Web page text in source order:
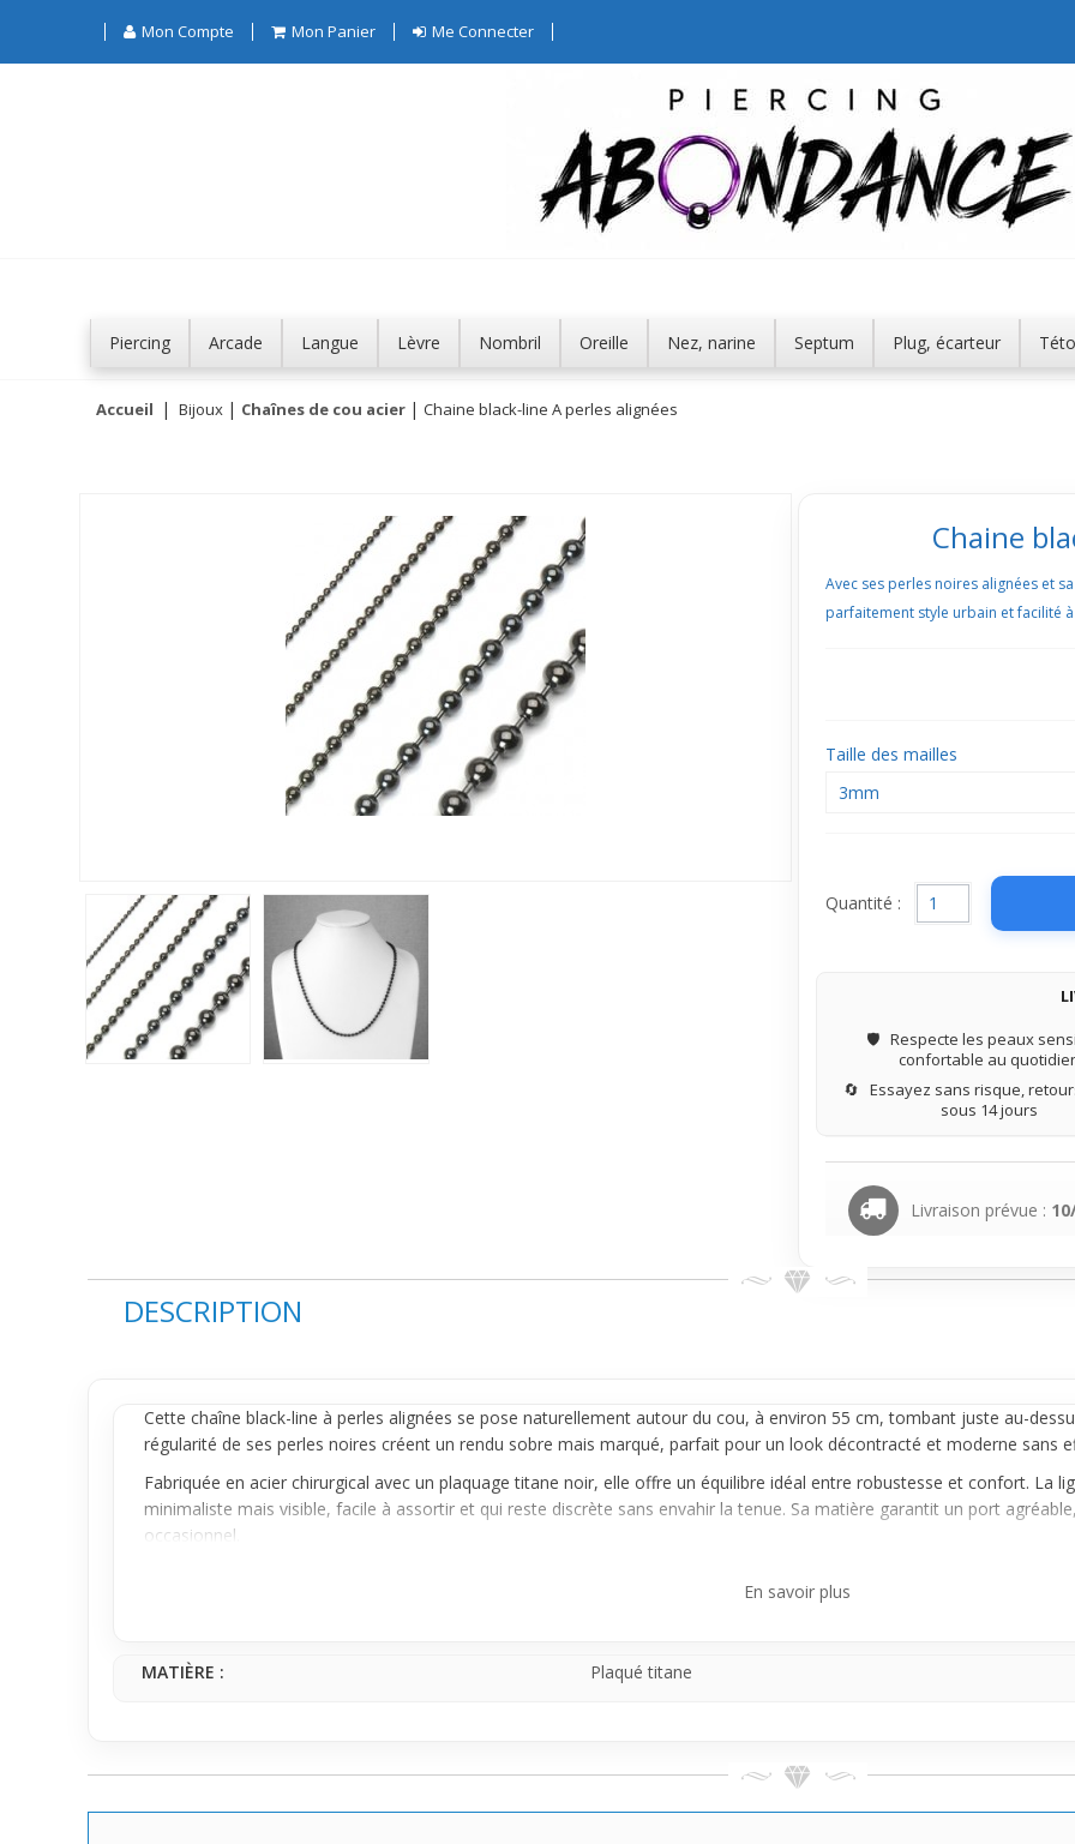
Mon Compte Mon Panier Me Connecter
Piercing Arcade Langue Lèvre Nombril Oreille Nez, narine Septum Plug, écarteur
Accueil Bijoux Chaînes de cou acier Chaine black-line A perles alignées
Chaine
Avec ses perles noires alignées et
parfaitement style urbain et facilité
Taille des mailles
3mm
Quantité :
🛡️ Respecte les peaux
confortable au
🔄 Essayez sans risque,
sous 14 jours
Livraison prévue :
DESCRIPTION
Cette chaîne black-line à perles alignées se pose naturellement autour du cou, à environ 55 cm, tombant juste au-
régularité de ses perles noires créent un rendu sobre mais marqué, parfait pour un look décontracté et moderne sans
Fabriquée en acier chirurgical avec un plaquage titane noir, elle offre un équilibre idéal entre robustesse et confort. La
minimaliste mais visible, facile à assortir et qui reste discrète sans envahir la tenue. Sa matière garantit un port
occasionnel.
léger. Parfaite pour un usage quotidien ponctuel, elle se
En savoir plus
MATIÈRE : Plaqué titane